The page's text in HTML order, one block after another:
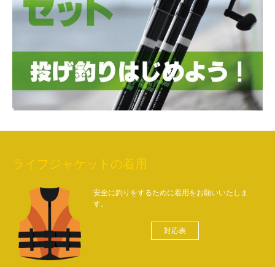
ライフジャケットの着用
安全に釣りをするために着用をお願いいたしま
す。
対応表